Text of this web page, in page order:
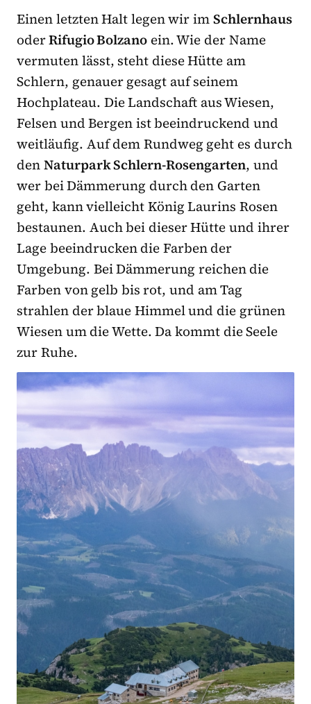
Einen letzten Halt legen wir imSchlernhaus
oderRifugio Bolzano ein. Wie der Name
vermuten lässt, steht diese Hütte am
Schlern, genauer gesagt auf seinem
Hochplateau. Die Landschaft aus Wiesen,
Felsen und Bergen ist beeindruckend und
weitläufig. Auf dem Rundweg geht es durch
denNaturpark Schlern-Rosengarten, und
wer bei Dämmerung durch den Garten
geht, kann vielleicht König Laurins Rosen
bestaunen. Auch bei dieser Hütte und ihrer
Lage beeindrucken die Farben der
Umgebung. Bei Dämmerung reichen die
Farben von gelb bis rot, und am Tag
strahlen der blaue Himmel und die grünen
Wiesen um die Wette. Da kommt die Seele
zur Ruhe.